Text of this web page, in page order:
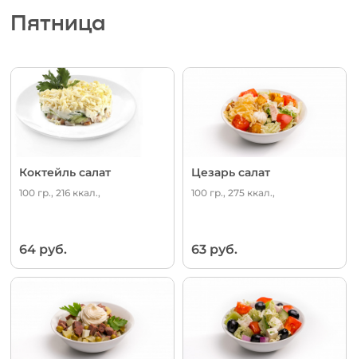
Пятница
Коктейль салат
100 гр., 216 ккал.,
64 руб.
Цезарь салат
100 гр., 275 ккал.,
63 руб.